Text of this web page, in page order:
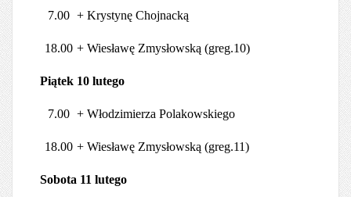
7.00 + Krystynę Chojnacką
18.00 + Wiesławę Zmysłowską (greg.10)
Piątek 10 lutego
7.00 + Włodzimierza Polakowskiego
18.00 + Wiesławę Zmysłowską (greg.11)
Sobota 11 lutego